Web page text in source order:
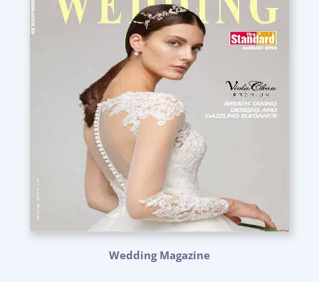
Wedding Magazine